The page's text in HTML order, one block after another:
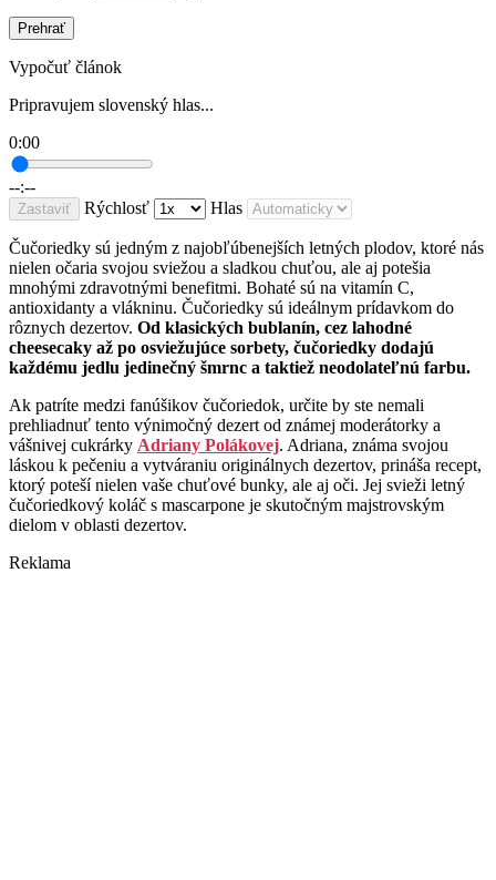
Prehrať
Vypočuť článok
Pripravujem slovenský hlas...
0:00
--:--
Zastaviť Rýchlosť Hlas
Čučoriedky sú jedným z najobľúbenejších letných plodov, ktoré nás
nielen očaria svojou sviežou a sladkou chuťou, ale aj potešia
mnohými zdravotnými benefitmi. Bohaté sú na vitamín C,
antioxidanty a vlákninu. Čučoriedky sú ideálnym prídavkom do
rôznych dezertov. Od klasických bublanín, cez lahodné
cheesecaky až po osviežujúce sorbety, čučoriedky dodajú
každému jedlu jedinečný šmrnc a taktiež neodolateľnú farbu.
Ak patríte medzi fanúšikov čučoriedok, určite by ste nemali
prehliadnuť tento výnimočný dezert od známej moderátorky a
vášnivej cukrárky Adriany Polákovej. Adriana, známa svojou
láskou k pečeniu a vytváraniu originálnych dezertov, prináša recept,
ktorý poteší nielen vaše chuťové bunky, ale aj oči. Jej svieži letný
čučoriedkový koláč s mascarpone je skutočným majstrovským
dielom v oblasti dezertov.
Reklama